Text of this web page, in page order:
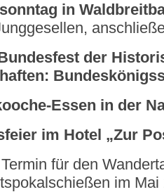
in
der
Essen in der
im Hotel „Zur
für den
im Mai